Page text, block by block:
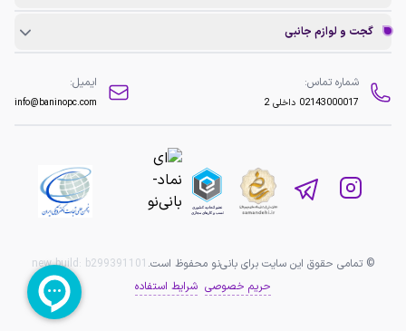
گجت و لوازم جانبی
شماره تماس:
02143000017 داخلی 2
ایمیل:
info@baninopc.com
© تمامی حقوق این سایت برای بانی‌نو محفوظ است. new build: b299391101
حریم خصوصی شرایط استفاده